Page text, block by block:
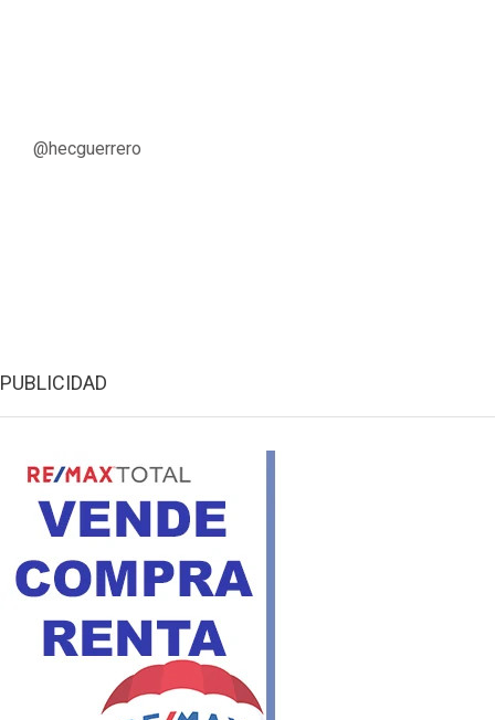
@hecguerrero
PUBLICIDAD